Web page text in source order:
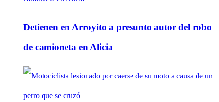
Detienen en Arroyito a presunto autor del robo
de camioneta en Alicia